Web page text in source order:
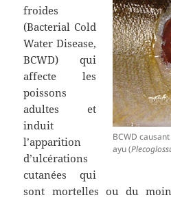
BCWD
ayu (
froides
(Bacterial Cold
Water Disease,
BCWD) qui
affecte les
poissons
adultes et
induit
l’apparition
d’ulcérations
cutanées qui
sont mortelles ou du